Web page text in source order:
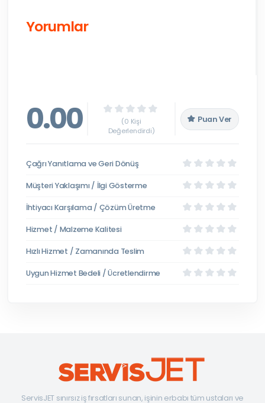
Yorumlar
0.00
(0 Kişi
Değerlendirdi)
Puan Ver
Çağrı Yanıtlama ve Geri Dönüş
Müşteri Yaklaşımı / İlgi Gösterme
İhtiyacı Karşılama / Çözüm Üretme
Hizmet / Malzeme Kalitesi
Hızlı Hizmet / Zamanında Teslim
Uygun Hizmet Bedeli / Ücretlendirme
ServisJET sınırsız iş fırsatları sunan, işinin erbabı tüm ustaları ve